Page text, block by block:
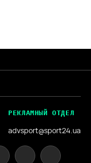
РЕКЛАМНЫЙ ОТДЕЛ
advsport@sport24.ua